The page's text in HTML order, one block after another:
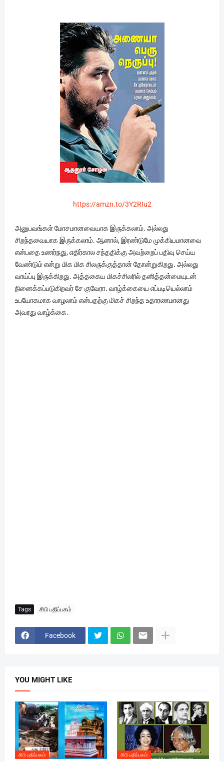
https://amzn.to/3Y2RIu2
அனுபவங்கள் மோசமானவையாக இருக்கலாம். அல்லது
சிறந்தவையாக இருக்கலாம். ஆனால், இரண்டுமே முக்கியமானவை
என்பதை உணர்நது, எதிர்கால சந்ததிக்கு அவற்றைப் பதிவு செய்ய
வேண்டும் என்று மிக மிக சிலருக்குத்தான் தோன்றுகிறது. அல்லது
வாய்ப்பு இருக்கிறது. அத்தகைய மிகச்சிலரில் தனித்தன்மையுடன்
நினைக்கப்படுகிறவர் சே குவேரா. வாழ்க்கையை எப்படியெல்லாம்
உபயோகமாக வாழலாம் என்பதற்கு மிகச் சிறந்த உதாரணமானது
அவரது வாழ்க்கை.
Tags சிபி பதிப்பகம்
Facebook
YOU MIGHT LIKE
சிபி பதிப்பகம் சிபி பதிப்பகம்